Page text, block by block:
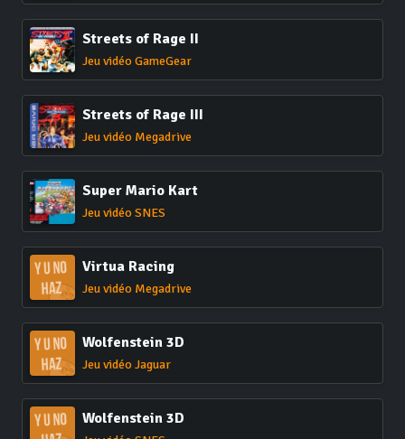
Streets of Rage II
Jeu vidéo GameGear
Streets of Rage III
Jeu vidéo Megadrive
Super Mario Kart
Jeu vidéo SNES
Virtua Racing
Jeu vidéo Megadrive
Wolfenstein 3D
Jeu vidéo Jaguar
Wolfenstein 3D